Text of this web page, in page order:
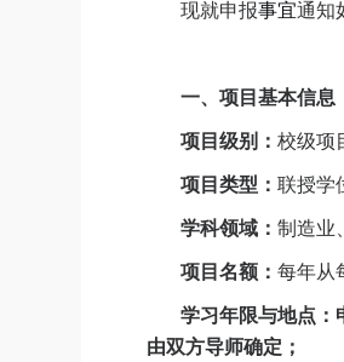
现就申报事宜通知
一、项目基本信息
项目级别： 校级项
项目类型： 联授学
学科领域： 制造业
项目名额： 每年从
学习年限与地点：
由双方导师确定；